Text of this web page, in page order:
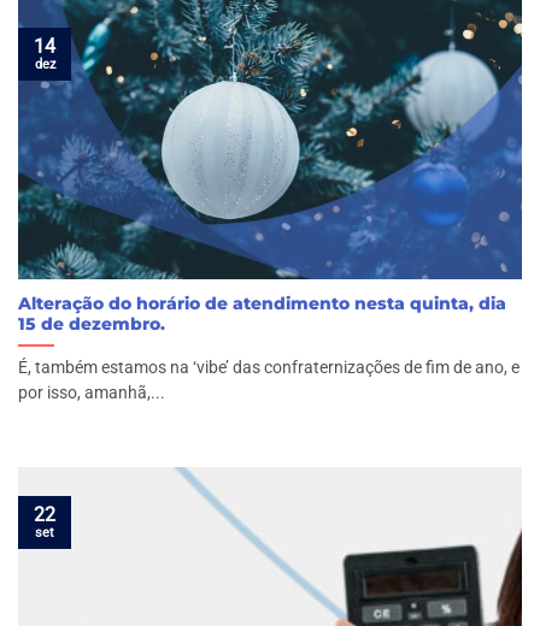
Alteração do horário de atendimento nesta quinta, dia
15 de dezembro.
É, também estamos na ‘vibe’ das confraternizações de fim de ano, e
por isso, amanhã,...
14
dez
22
set